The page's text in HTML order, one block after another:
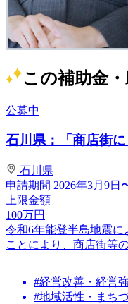
この補助金
公募中
石川県：「商店街
石川県
申請期間 2026年3月9日
上限金額
100万円
令和6年能登半島地震
ことにより、商店街等
#経営改善・経営
#地域活性・まち